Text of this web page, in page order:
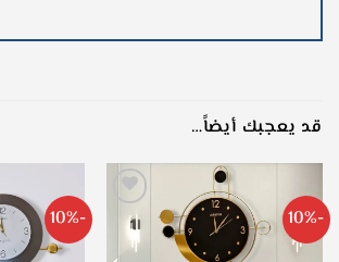
قد يعجبك أيضاً…
-10%
-10%